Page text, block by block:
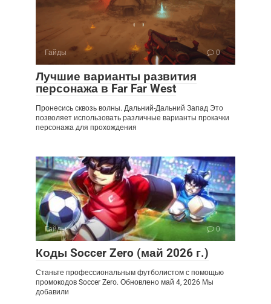
Гайды 0
Лучшие варианты развития
персонажа в Far Far West
Пронесись сквозь волны. Дальний-Дальний Запад Это
позволяет использовать различные варианты прокачки
персонажа для прохождения
Гайды 0
Коды Soccer Zero (май 2026 г.)
Станьте профессиональным футболистом с помощью
промокодов Soccer Zero. Обновлено май 4, 2026 Мы
добавили